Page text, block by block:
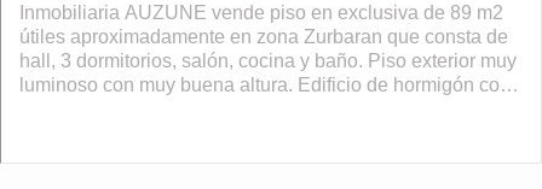
Inmobiliaria AUZUNE vende piso en exclusiva de 89 m2
útiles aproximadamente en zona Zurbaran que consta de
hall, 3 dormitorios, salón, cocina y baño. Piso exterior muy
luminoso con muy buena altura. Edificio de hormigón con